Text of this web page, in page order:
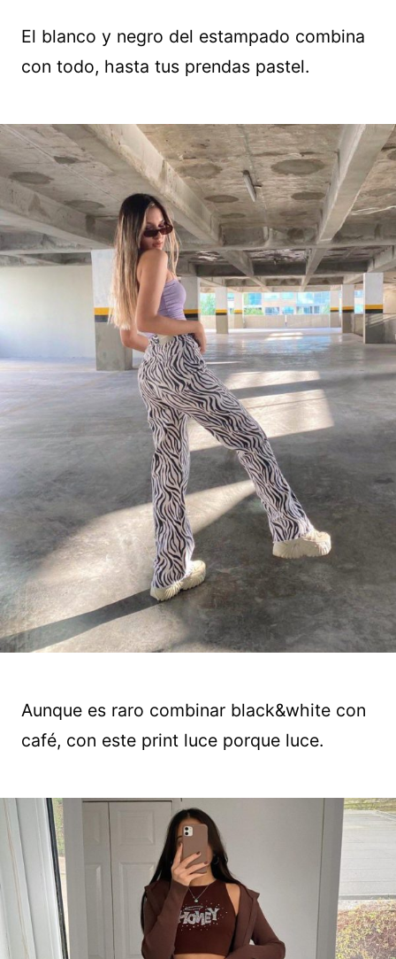
El blanco y negro del estampado combina
con todo, hasta tus prendas pastel.
Aunque es raro combinar black&white con
café, con este print luce porque luce.